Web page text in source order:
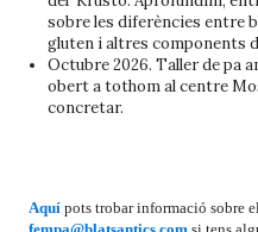
sobre les diferències entre
gluten i altres components
Octubre 2026. Taller de pa
obert a tothom al centre
concretar.
Aquí pots trobar informació sobre